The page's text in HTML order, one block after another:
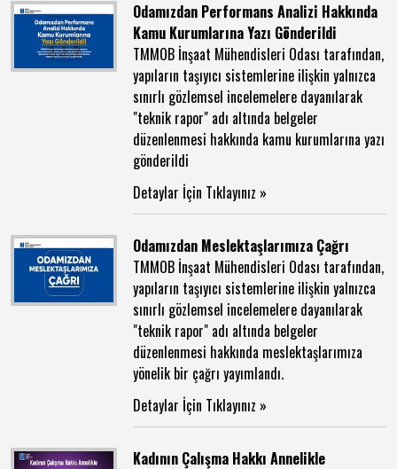
Odamızdan Performans Analizi Hakkında
Kamu Kurumlarına Yazı Gönderildi
TMMOB İnşaat Mühendisleri Odası tarafından,
yapıların taşıyıcı sistemlerine ilişkin yalnızca
sınırlı gözlemsel incelemelere dayanılarak
"teknik rapor" adı altında belgeler
düzenlenmesi hakkında kamu kurumlarına yazı
gönderildi
Detaylar İçin Tıklayınız »
Odamızdan Meslektaşlarımıza Çağrı
TMMOB İnşaat Mühendisleri Odası tarafından,
yapıların taşıyıcı sistemlerine ilişkin yalnızca
sınırlı gözlemsel incelemelere dayanılarak
"teknik rapor" adı altında belgeler
düzenlenmesi hakkında meslektaşlarımıza
yönelik bir çağrı yayımlandı.
Detaylar İçin Tıklayınız »
Kadının Çalışma Hakkı Annelikle